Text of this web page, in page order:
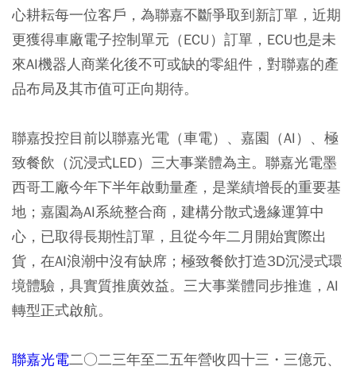
心耕耘每一位客戶，為聯嘉不斷爭取到新訂單，近期
更獲得車廠電子控制單元（ECU）訂單，ECU也是未
來AI機器人商業化後不可或缺的零組件，對聯嘉的產
品布局及其市值可正向期待。
聯嘉投控目前以聯嘉光電（車電）、嘉園（AI）、極
致餐飲（沉浸式LED）三大事業體為主。聯嘉光電墨
西哥工廠今年下半年啟動量產，是業績增長的重要基
地；嘉園為AI系統整合商，建構分散式邊緣運算中
心，已取得長期性訂單，且從今年二月開始實際出
貨，在AI浪潮中沒有缺席；極致餐飲打造3D沉浸式環
境體驗，具實質推廣效益。三大事業體同步推進，AI
轉型正式啟航。
聯嘉光電二○二三年至二五年營收四十三・三億元、